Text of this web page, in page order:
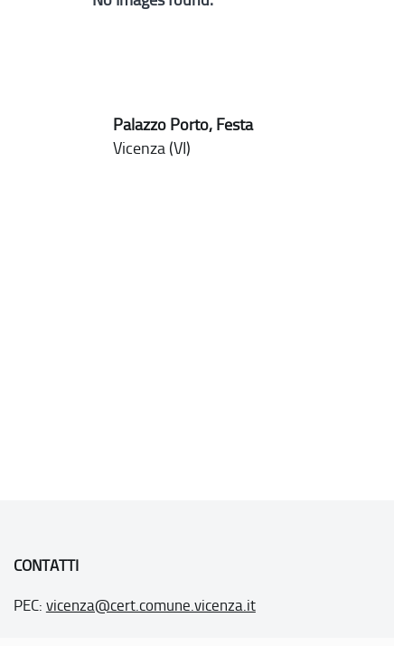
Palazzo Porto, Festa
Vicenza (VI)
CONTATTI
PEC: vicenza@cert.comune.vicenza.it